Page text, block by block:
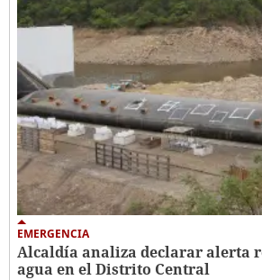
EMERGENCIA
Alcaldía analiza declarar alerta
agua en el Distrito Central